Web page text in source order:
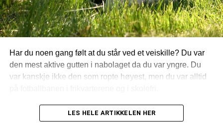
Har du noen gang følt at du står ved et veiskille? Du var
den mest aktive gutten i nabolaget da du var yngre. Du
var kanskje ikke den som ropte høyest, men du var alltid
LES HELE ARTIKKELEN HER